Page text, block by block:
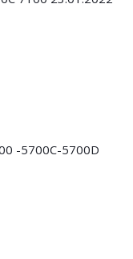
-5700С-5700D